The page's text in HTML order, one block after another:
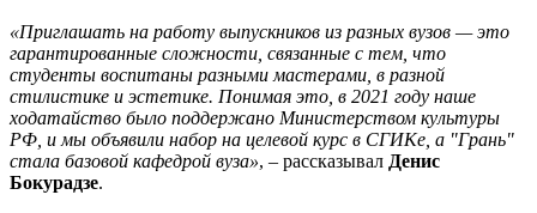
«Приглашать на работу выпускников из разных вузов — это
гарантированные сложности, связанные с тем, что
студенты воспитаны разными мастерами, в разной
стилистике и эстетике. Понимая это, в 2021 году наше
ходатайство было поддержано Министерством культуры
РФ, и мы объявили набор на целевой курс в СГИКе, а "Грань"
стала базовой кафедрой вуза», – рассказывал Денис
Бокурадзе.